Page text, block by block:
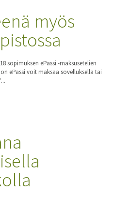
myös
sopimuksen ePassi -maksusetelien
ePassi voit maksaa sovelluksella tai